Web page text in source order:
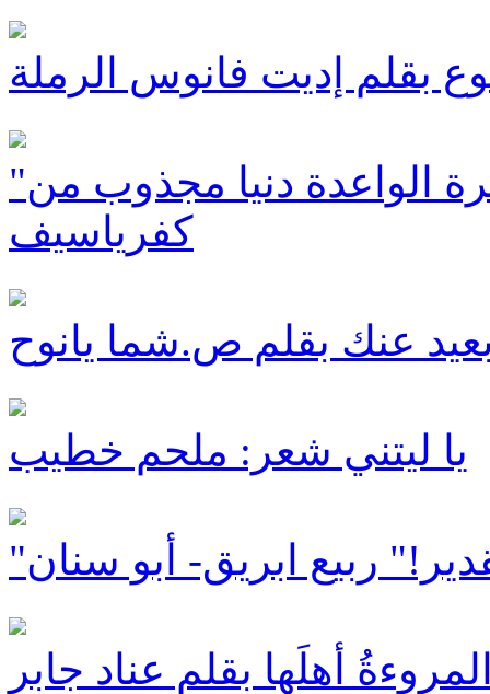
بقلم إديت فانوس الرملة
"عشرون": باكورة إنتاج الشاعرة الواعدة دنيا مجذوب من
كفرياسيف
عنك بقلم ص.شما يانوح
يا ليتني شعر: ملحم خطيب
ربيع ابريق- أبو سنان
أهلَها بقلم عناد جابر